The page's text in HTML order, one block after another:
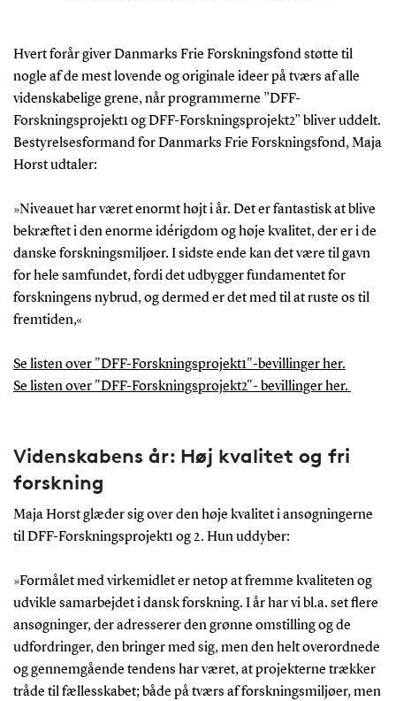
Hvert forår giver Danmarks Frie Forskningsfond støtte til
nogle af de mest lovende og originale ideer på tværs af alle
videnskabelige grene, når programmerne ”DFF-
Forskningsprojekt1 og DFF-Forskningsprojekt2” bliver uddelt.
Bestyrelsesformand for Danmarks Frie Forskningsfond, Maja
Horst udtaler:
»Niveauet har været enormt højt i år. Det er fantastisk at blive
bekræftet i den enorme idérigdom og høje kvalitet, der er i de
danske forskningsmiljøer. I sidste ende kan det være til gavn
for hele samfundet, fordi det udbygger fundamentet for
forskningens nybrud, og dermed er det med til at ruste os til
fremtiden,«
Se listen over "DFF-Forskningsprojekt1"-bevillinger her.
Se listen over "DFF-Forskningsprojekt2"- bevillinger her.
Videnskabens år: Høj kvalitet og fri
forskning
Maja Horst glæder sig over den høje kvalitet i ansøgningerne
til DFF-Forskningsprojekt1 og 2. Hun uddyber:
»Formålet med virkemidlet er netop at fremme kvaliteten og
udvikle samarbejdet i dansk forskning. I år har vi bl.a. set flere
ansøgninger, der adresserer den grønne omstilling og de
udfordringer, den bringer med sig, men den helt overordnede
og gennemgående tendens har været, at projekterne trækker
tråde til fællesskabet; både på tværs af forskningsmiljøer, men